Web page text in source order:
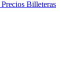
Precios Billeteras